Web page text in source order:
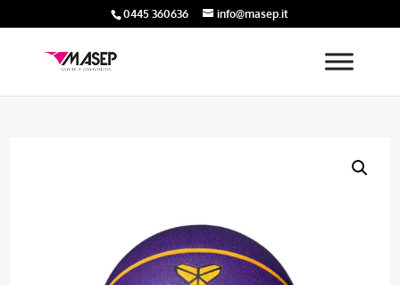
0445 360636 info@masep.it